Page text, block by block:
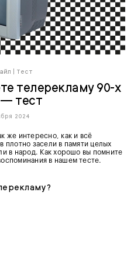
Тест
телерекламу 90-х
— тест
2024
же интересно, как и всё
плотно засели в памяти целых
в народ. Как хорошо вы помните
в нашем тесте.